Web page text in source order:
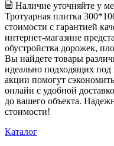
Наличие уточняйте у
Тротуарная плитка
стоимости с гарантией
интернет-магазине
обустройства дорожек,
Вы найдете товары
идеально подходящих
акции помогут
онлайн с удобной
до вашего объекта.
стоимости!
Каталог